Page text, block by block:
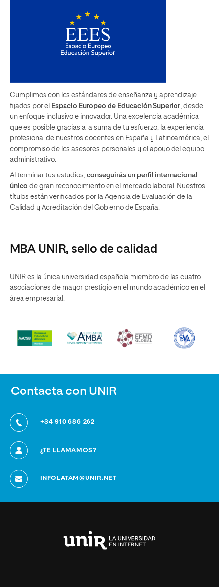
Cumplimos con los estándares de enseñanza y aprendizaje
fijados por el Espacio Europeo de Educación Superior, desde
un enfoque inclusivo e innovador. Una excelencia académica
que es posible gracias a la suma de tu esfuerzo, la experiencia
profesional de nuestros docentes en España y Latinoamérica, el
compromiso de los asesores personales y el apoyo del equipo
administrativo.
Al terminar tus estudios, conseguirás un perfil internacional
único de gran reconocimiento en el mercado laboral. Nuestros
títulos están verificados por la Agencia de Evaluación de la
Calidad y Acreditación del Gobierno de España.
MBA UNIR, sello de calidad
UNIR es la única universidad española miembro de las cuatro
asociaciones de mayor prestigio en el mundo académico en el
área empresarial.
Contacta con UNIR
+34 910 686 262
¿TE LLAMAMOS?
INFOLATAM@UNIR.NET